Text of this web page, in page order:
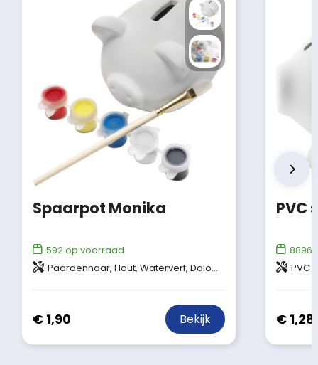
Spaarpot Monika
592op voorraad
Paardenhaar, Hout, Waterverf, Dolomiet, Aluminium
€ 1,90 Bekijk
PVC
8896
PVC
€ 1,28